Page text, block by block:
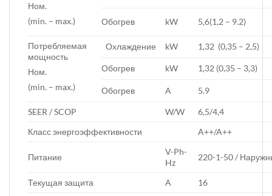
Ном.
(min. – max.)
Обогрев kW 5,6(1,2 – 9.2)
Потребляемая
мощность
Ном.
(min. – max.)
Охлаждение kW 1,32 (0,35 – 2,5)
Обогрев kW 1,32 (0,35 – 3,3)
Обогрев A 5.9
SEER / SCOP W/W
6,5/4,4
Класс энергоэффективности
A++/A++
Питание
V-Ph-
Hz
220-1-50 /
Текущая защита A
16